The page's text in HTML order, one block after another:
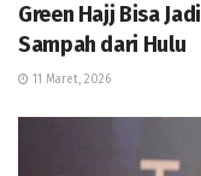
Green Hajj Bisa
Sampah dari Hulu
11 Maret, 2026